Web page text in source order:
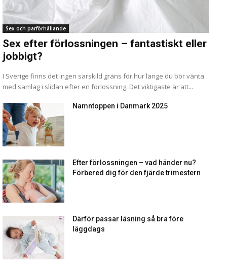
Sex och parförhållande
Sex efter förlossningen – fantastiskt eller
jobbigt?
I Sverige finns det ingen särskild gräns för hur länge du bör vänta
med samlag i slidan efter en förlossning. Det viktigaste är att...
Namntoppen i Danmark 2025
Efter förlossningen – vad händer nu?
Förbered dig för den fjärde trimestern
Därför passar läsning så bra före
läggdags